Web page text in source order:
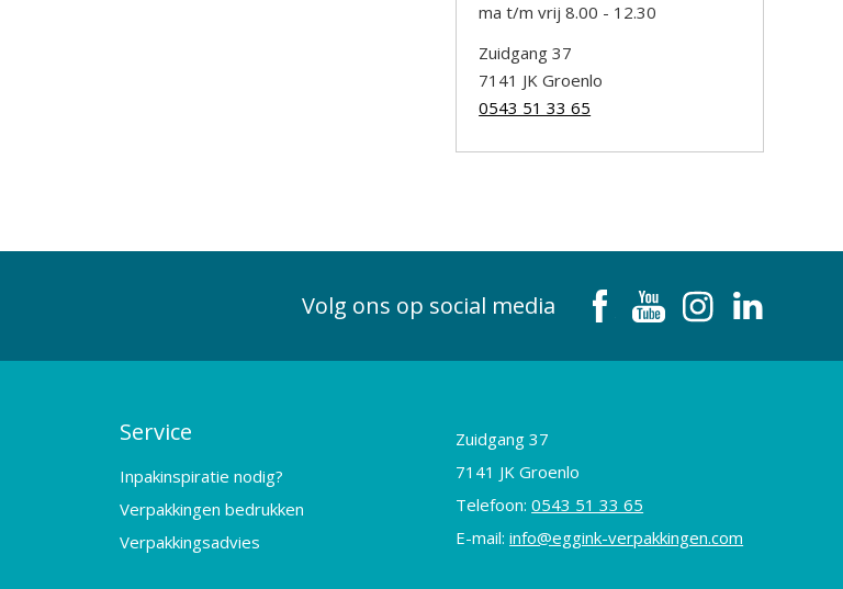
ma t/m vrij 8.00 - 12.30
Zuidgang 37
7141 JK Groenlo
0543 51 33 65
Volg ons op social media
Service
Inpakinspiratie nodig?
Verpakkingen bedrukken
Verpakkingsadvies
Zuidgang 37
7141 JK Groenlo
Telefoon:0543 51 33 65
E-mail:info@eggink-verpakkingen.com